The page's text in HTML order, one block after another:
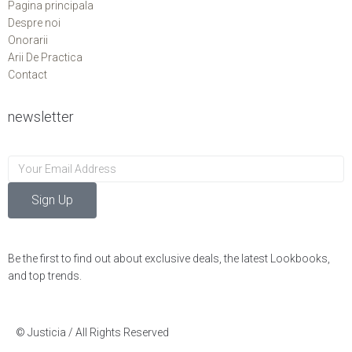
Pagina principala
Despre noi
Onorarii
Arii De Practica
Contact
newsletter
Sign Up
Be the first to find out about exclusive deals, the latest Lookbooks,
and top trends.
© Justicia / All Rights Reserved